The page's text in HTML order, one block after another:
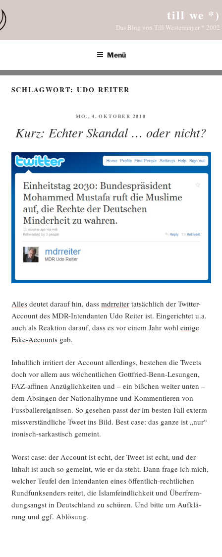
Inhalt
springen
till we *)
Das Blog von Till Westermayer * 2002
Menü
SCHLAGWORT:UDO REITER
VERÖFFENTLICHT
MO., 4. OKTOBER 2010
Kurz: Echter Skandal … oder nicht?
Allesdeu­tet dar­auf hin, dass mdrrei­tertat­säch­lich der Twit­ter-
Account des MDR-Inten­dan­ten Udo Rei­ter ist. Ein­ge­rich­tet u.a.
auch als Reak­ti­on dar­auf, dass es vor einem Jahr wohl eini­ge
Fake-Accountsgab.
Inhalt­lich irri­tiert der Account aller­dings, bestehen die Tweets
doch vor allem aus wöchent­li­chen Gott­fried-Benn-Lesun­gen,
FAZ-affi­nen Anzüg­lich­kei­ten und – ein biß­chen wei­ter unten –
dem Absin­gen der Natio­nal­hym­ne und Kom­men­tie­ren von
Fuss­ball­ereig­nis­sen. So gese­hen passt der im bes­ten Fall exterm
miss­ver­ständ­li­che Tweet ins Bild. Best case: das gan­ze ist „nur“
iro­nisch-sar­kas­tisch gemeint.
Worst case: der Account ist echt, der Tweet ist echt, und der
Inhalt ist auch so gemeint, wie er da steht. Dann fra­ge ich mich,
wel­cher Teu­fel den Inten­dan­ten eines öffent­lich-recht­li­chen
Rund­funk­sen­ders rei­tet, die Islam­feind­lich­keit und Über­frem­
dungs­angst in Deutsch­land zu schü­ren. Und bit­te um Auf­klä­
rung und ggf. Ablösung.